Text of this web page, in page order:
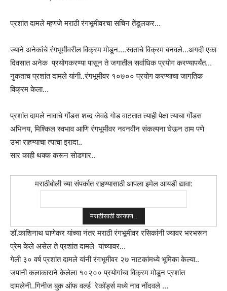
प्रशांत दामले म्हणजे मराठी रंगभूमीवरचा सचिन तेंडूलकर…
ज्याने अनेकांचे रंगभूमीवरील विक्रम मोडून….स्वताचे विक्रम बनवले…अगदी एका
दिवसात अनेक प्रयोगकरण्या पासून ते जगातील सर्वाधिक प्रयोग करण्यापर्यंत…
नुकताच प्रशांत दामले यांनी..रंगभूमीवर १०७०० प्रयोग करण्याचा जागतिक
विक्रम केला…
प्रशांत दामले नावाचे गोंडस शब्द जेवढे गोड वाटतात त्याही पेक्षा त्याचा गोंडस
अभिनय, मिश्किल स्वभाव आणि रंगभूमीवर नवनवीन संकल्पना घेऊन ठाम पणे
उभा राहण्याचा त्याचा इरादा..
सार काही थक्क करून सोडणार..
मराठीबोली च्या संपर्कात राहण्यासाठी आपला इमेल आयडी द्यावा:
डॉ.काशिनाथ घाणेकर यांच्या नंतर मराठी रंगभूमीवर रसिकांनी ज्यावर भरभरून
प्रेम केले असेल ते प्रशांत दामले यांच्यावर…
गेली ३० वर्ष प्रशांत दामले यांनी रंगभूमीवर २७ नाटकांमध्ये भूमिका केल्या..
जपानी कलाकाराने केलेला १०२०० प्रयोगांचा विक्रम मोडून प्रशांत
दामलेनी..गिनीज बुक ऑफ वर्ल्ड रेकॉर्ड्स मध्ये नाव नोंदवले …